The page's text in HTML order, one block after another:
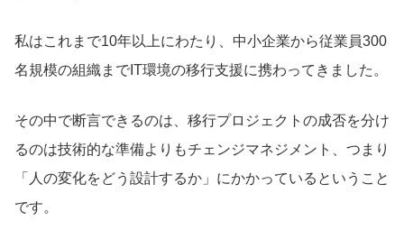
私はこれまで10年以上にわたり、中小企業から従業員300
名規模の組織までIT環境の移行支援に携わってきました。
その中で断言できるのは、移行プロジェクトの成否を分け
るのは技術的な準備よりもチェンジマネジメント、つまり
「人の変化をどう設計するか」にかかっているということ
です。